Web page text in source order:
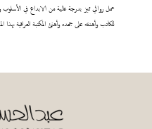
عمل روائي مميز بدرجة عالية من الابداع في الأسلوب
للكاتب وأهنئه على جهده وأهنئ المكتبة العراقية بهذا